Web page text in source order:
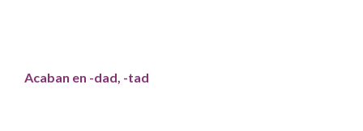
Acaban en -dad, -tad